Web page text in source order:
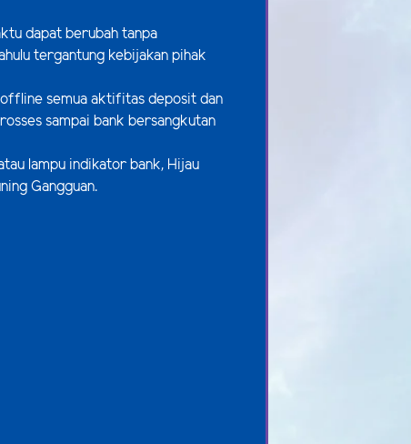
dapat berubah tanpa
tergantung kebijakan pihak
semua aktifitas deposit dan
sampai bank bersangkutan
lampu indikator bank, Hijau
Gangguan.